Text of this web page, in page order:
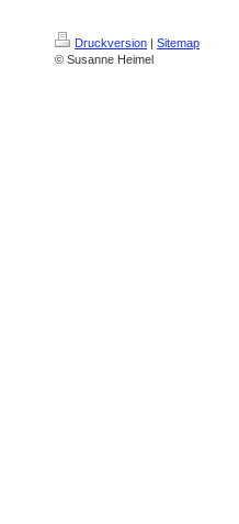
Druckversion | Sitemap
© Susanne Heimel